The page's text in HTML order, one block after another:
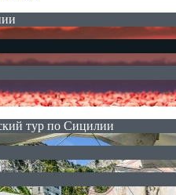
тур по Сицилии